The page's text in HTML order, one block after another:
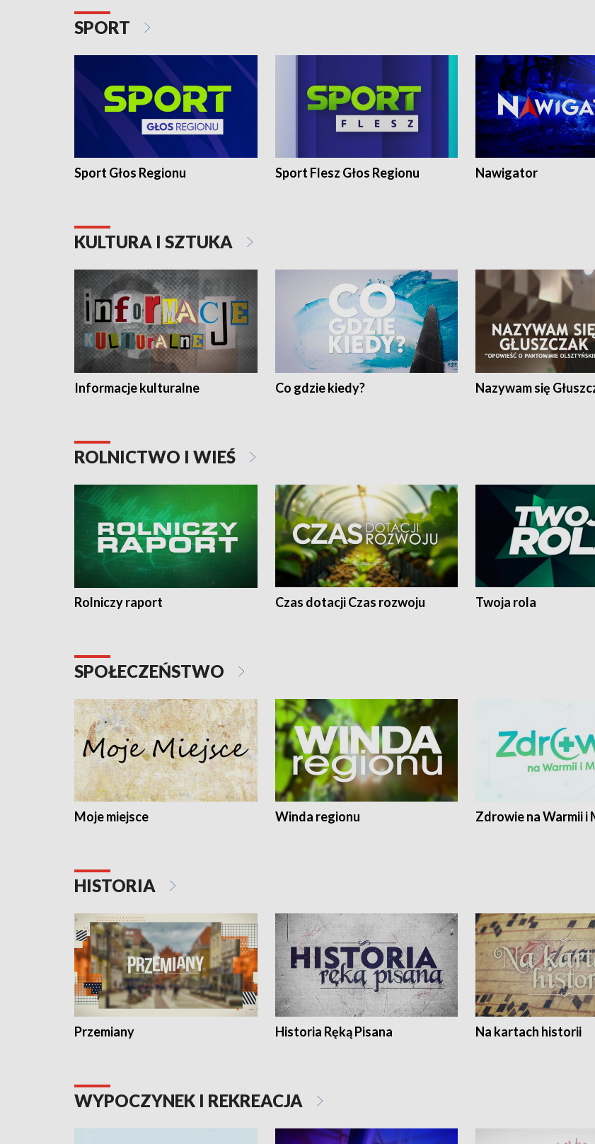
SPORT
Sport Głos Regionu Sport Flesz Głos Regionu Nawigator
KULTURA I SZTUKA
Informacje kulturalne Co gdzie kiedy? Nazywam się
ROLNICTWO I WIEŚ
Rolniczy raport Czas dotacji Czas rozwoju Twoja rola
SPOŁECZEŃSTWO
Moje miejsce Winda regionu Zdrowie na Warmii i
HISTORIA
Przemiany Historia Ręką Pisana Na kartach historii
WYPOCZYNEK I REKREACJA